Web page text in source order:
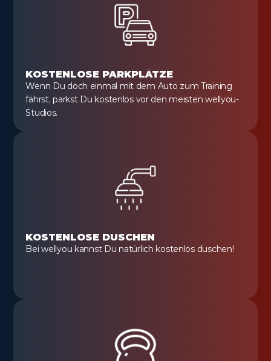
KOSTENLOSE PARKPLÄTZE
Wenn Du doch einmal mit dem Auto zum Training
fährst, parkst Du kostenlos vor den meisten wellyou-
Studios.
KOSTENLOSE DUSCHEN
Bei wellyou kannst Du natürlich kostenlos duschen!